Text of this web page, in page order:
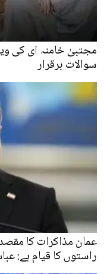
مجتبیٰ خامنہ ای کی
سوالات برقرار
عمان مذاکرات کا
راستوں کا قیام ہے: